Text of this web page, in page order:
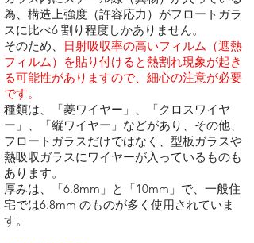
為、構造上強度（許容応力）がフロートガラ
スに比べ6 割り程度しかありません。
そのため、
日射吸収率の高いフィルム（遮熱
フィルム）を貼り付けると熱割れ現象が起き
る可能性がありますので、細心の注意が必要
です。
種類は、「菱ワイヤー」、「クロスワイヤ
ー」、「縦ワイヤー」などがあり、その他、
フロートガラスだけではなく、型板ガラスや
熱吸収ガラスにワイヤーが入っているものも
あります。
厚みは、「6.8mm」と「10mm」で、一般住
宅では6.8mm のものが多く使用されていま
す。